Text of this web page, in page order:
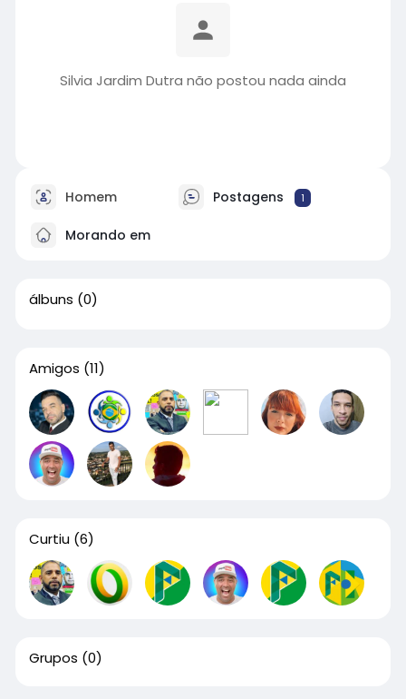
Silvia Jardim Dutra não postou nada ainda
Homem Postagens 1
Morando em
álbuns (0)
Amigos (11)
Curtiu (6)
Grupos (0)